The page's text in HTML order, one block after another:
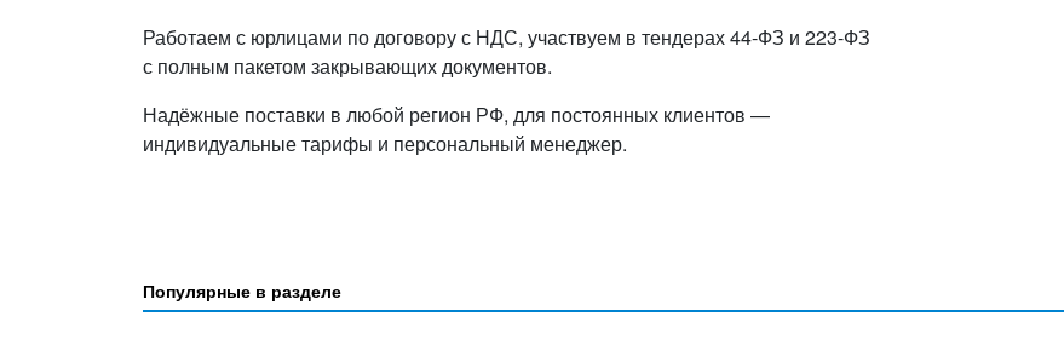
Работаем с юрлицами по договору с НДС, участвуем в тендерах 44-ФЗ и 223-ФЗ
с полным пакетом закрывающих документов.
Надёжные поставки в любой регион РФ, для постоянных клиентов —
индивидуальные тарифы и персональный менеджер.
Популярные в разделе